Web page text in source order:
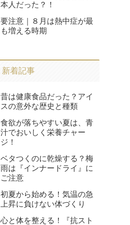
本人だった？！
要注意｜８月は熱中症が最
も増える時期
新着記事
昔は健康食品だった？アイ
スの意外な歴史と種類
食欲が落ちやすい夏は、青
汁でおいしく栄養チャー
ジ！
ベタつくのに乾燥する？梅
雨は『インナードライ』に
ご注意
初夏から始める！気温の急
上昇に負けない体づくり
心と体を整える！『抗スト